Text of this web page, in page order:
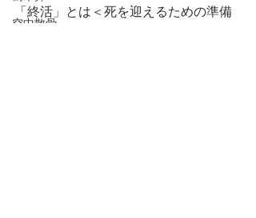
空中散骨
「終活」とは＜死を迎えるための準備